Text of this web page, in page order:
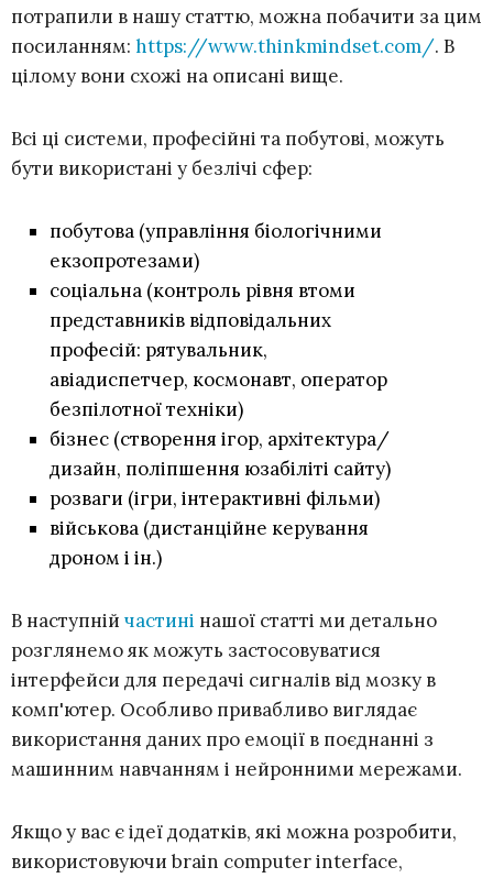
потрапили в нашу статтю, можна побачити за цим
посиланням: https://www.thinkmindset.com/. В
цілому вони схожі на описані вище.
Всі ці системи, професійні та побутові, можуть
бути використані у безлічі сфер:
побутова (управління біологічними
екзопротезами)
соціальна (контроль рівня втоми
представників відповідальних
професій: рятувальник,
авіадиспетчер, космонавт, оператор
безпілотної техніки)
бізнес (створення ігор, архітектура/
дизайн, поліпшення юзабіліті сайту)
розваги (ігри, інтерактивні фільми)
військова (дистанційне керування
дроном і ін.)
В наступній частині нашої статті ми детально
розглянемо як можуть застосовуватися
інтерфейси для передачі сигналів від мозку в
комп'ютер. Особливо привабливо виглядає
використання даних про емоції в поєднанні з
машинним навчанням і нейронними мережами.
Якщо у вас є ідеї додатків, які можна розробити,
використовуючи brain computer interface,